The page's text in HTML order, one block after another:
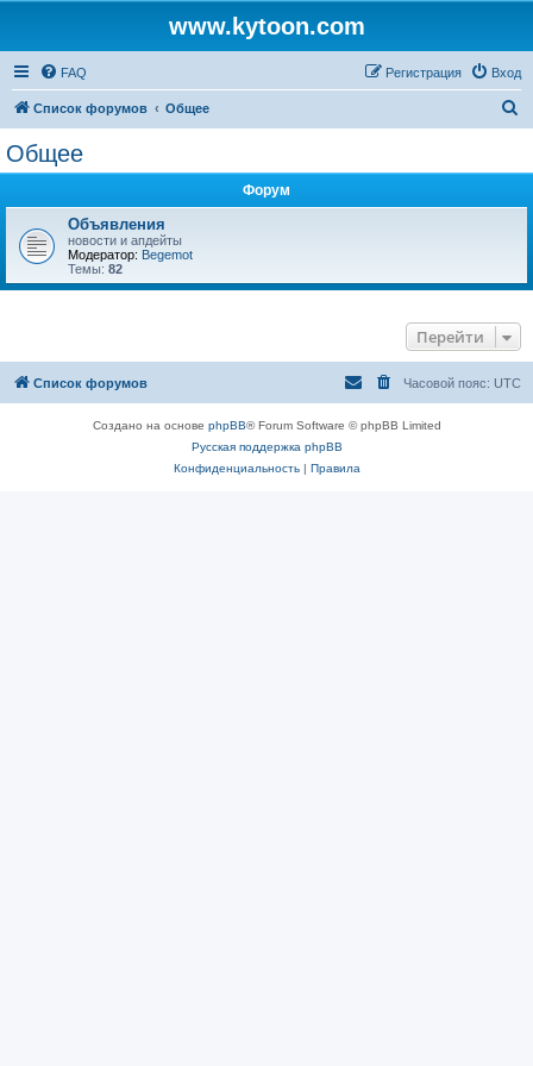
www.kytoon.com
FAQ Вход
Регистрация
Список форумов Общее
Общее
Форум
Объявления
новости и апдейты
Модератор: Begemot
Темы: 82
Перейти
Список форумов Часовой пояс: UTC
Создано на основе phpBB® Forum Software © phpBB Limited
Русская поддержка phpBB
Конфиденциальность| Правила